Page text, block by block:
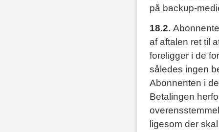
på backup-
18.2.
af aftalen ret til
foreligger i de
således ingen
Abonnenten i
Betalingen
ligesom der